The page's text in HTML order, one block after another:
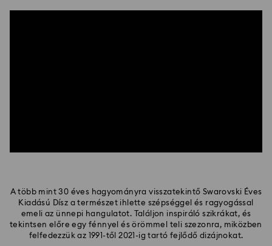
A több mint 30 éves hagyományra visszatekintő Swarovski Éves
Kiadású Dísz a természet ihlette szépséggel és ragyogással
emeli az ünnepi hangulatot. Találjon inspiráló szikrákat, és
tekintsen előre egy fénnyel és örömmel teli szezonra, miközben
felfedezzük az 1991-től 2021-ig tartó fejlődő dizájnokat.